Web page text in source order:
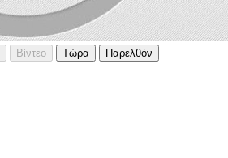
Βίντεο Τώρα Παρελθόν